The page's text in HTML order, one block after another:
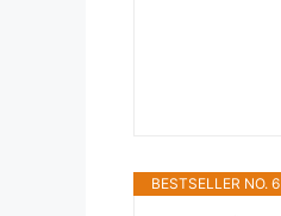
BESTSELLER NO. 6